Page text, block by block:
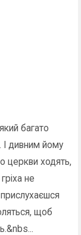
багато
І дивним йому
церкви ходять,
не
щоб